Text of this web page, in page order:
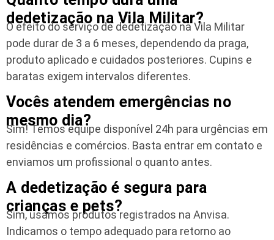
dedetização na Vila Militar?
O efeito do serviço de dedetização na Vila Militar
pode durar de 3 a 6 meses, dependendo da praga,
produto aplicado e cuidados posteriores. Cupins e
baratas exigem intervalos diferentes.
Vocês atendem emergências no
mesmo dia?
Sim! Temos equipe disponível 24h para urgências em
residências e comércios. Basta entrar em contato e
enviamos um profissional o quanto antes.
A dedetização é segura para
crianças e pets?
Sim, usamos produtos registrados na Anvisa.
Indicamos o tempo adequado para retorno ao